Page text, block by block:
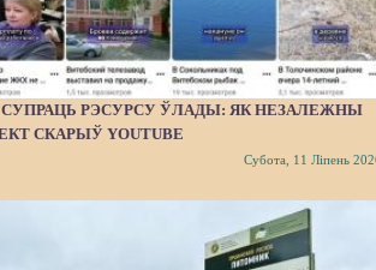
РЭСУРСУ ЎЛАДЫ: ЯК НЕЗАЛЕЖНЫ
СКАРЫЎ YOUTUBE
Субота, 11 Ліпень